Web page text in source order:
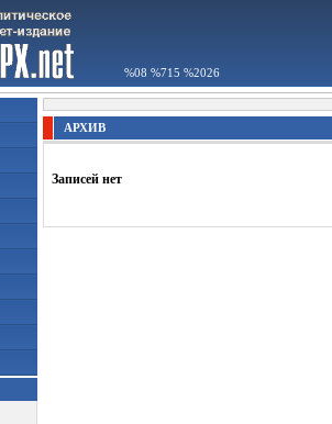
%08 %715 %2026
АРХИВ
Записей нет